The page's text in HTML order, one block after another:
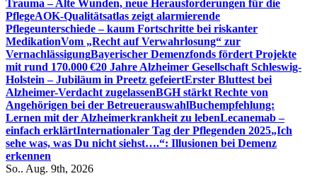
Trauma – Alte Wunden, neue Herausforderungen für die
PflegeAOK-Qualitätsatlas zeigt alarmierende
Pflegeunterschiede – kaum Fortschritte bei riskanter
MedikationVom „Recht auf Verwahrlosung“ zur
VernachlässigungBayerischer Demenzfonds fördert Projekte
mit rund 170.000 €20 Jahre Alzheimer Gesellschaft Schleswig-
Holstein – Jubiläum in Preetz gefeiertErster Bluttest bei
Alzheimer-Verdacht zugelassenBGH stärkt Rechte von
Angehörigen bei der BetreuerauswahlBuchempfehlung:
Lernen mit der Alzheimerkrankheit zu lebenLecanemab –
einfach erklärtInternationaler Tag der Pflegenden 2025„Ich
sehe was, was Du nicht siehst….“: Illusionen bei Demenz
erkennen
So.. Aug. 9th, 2026